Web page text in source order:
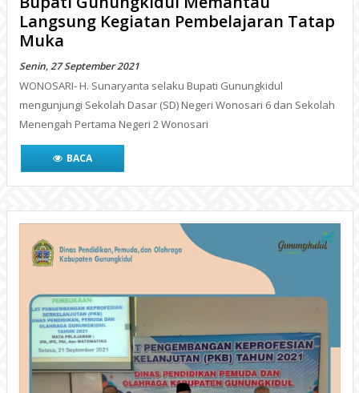
Langsung Kegiatan Pembelajaran Tatap
Muka
Senin, 27 September 2021
WONOSARI- H. Sunaryanta selaku Bupati Gunungkidul
mengunjungi Sekolah Dasar (SD) Negeri Wonosari 6 dan Sekolah
Menengah Pertama Negeri 2 Wonosari
BACA